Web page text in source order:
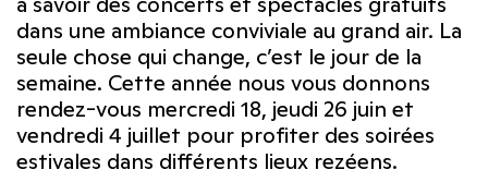
dans une ambiance conviviale au grand air. La
seule chose qui change, c’est le jour de la
semaine. Cette année nous vous donnons
rendez-vous mercredi 18, jeudi 26 juin et
vendredi 4 juillet pour profiter des soirées
estivales dans différents lieux rezéens.